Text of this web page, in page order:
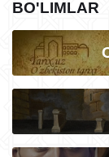
BO'LIMLAR